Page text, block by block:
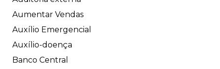
Aumentar Vendas
Auxílio Emergencial
Auxílio-doença
Banco Central